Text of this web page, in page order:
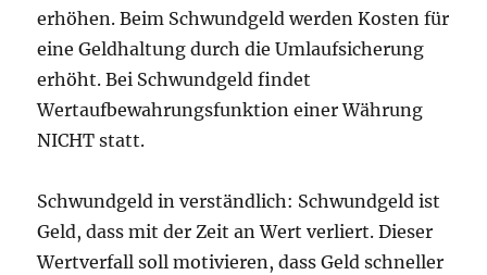
erhöhen. Beim Schwundgeld werden Kosten für
eine Geldhaltung durch die Umlaufsicherung
erhöht. Bei Schwundgeld findet
Wertaufbewahrungsfunktion einer Währung
NICHT statt.
Schwundgeld in verständlich: Schwundgeld ist
Geld, dass mit der Zeit an Wert verliert. Dieser
Wertverfall soll motivieren, dass Geld schneller